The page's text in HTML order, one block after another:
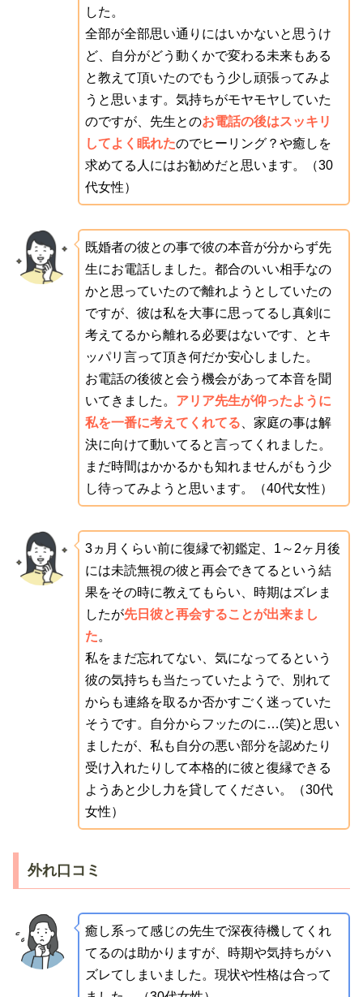
した。
全部が全部思い通りにはいかないと思うけ
ど、自分がどう動くかで変わる未来もある
と教えて頂いたのでもう少し頑張ってみよ
うと思います。気持ちがモヤモヤしていた
のですが、先生とのお電話の後はスッキリ
してよく眠れたのでヒーリング？や癒しを
求めてる人にはお勧めだと思います。（30
代女性）
既婚者の彼との事で彼の本音が分からず先
生にお電話しました。都合のいい相手なの
かと思っていたので離れようとしていたの
ですが、彼は私を大事に思ってるし真剣に
考えてるから離れる必要はないです、とキ
ッパリ言って頂き何だか安心しました。
お電話の後彼と会う機会があって本音を聞
いてきました。 アリア先生が仰ったように
私を一番に考えてくれてる 、家庭の事は解
決に向けて動いてると言ってくれました。
まだ時間はかかるかも知れませんがもう少
し待ってみようと思います。（40代女性）
3ヵ月くらい前に復縁で初鑑定、1～2ヶ月後
には未読無視の彼と再会できてるという結
果をその時に教えてもらい、時期はズレま
したが先日彼と再会することが出来まし
た。
私をまだ忘れてない、気になってるという
彼の気持ちも当たっていたようで、別れて
からも連絡を取るか否かすごく迷っていた
そうです。自分からフッたのに…(笑)と思い
ましたが、私も自分の悪い部分を認めたり
受け入れたりして本格的に彼と復縁できる
ようあと少し力を貸してください。（30代
女性）
外れ口コミ
癒し系って感じの先生で深夜待機してくれ
てるのは助かりますが、時期や気持ちがハ
ズレてしまいました。現状や性格は合って